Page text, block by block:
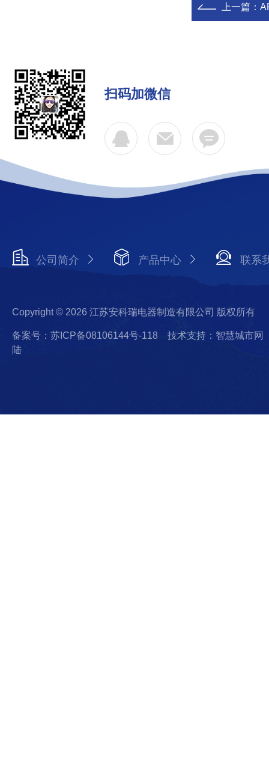
上一篇：
扫码加微信
公司简介 产品中心 联系
Copyright © 2026 江苏安科瑞电器制造有限公司 版权所有
备案号：苏ICP备08106144号-118
技术支持：智慧城市网
陆